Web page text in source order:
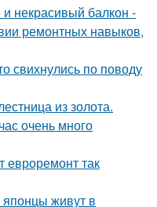
некрасивый балкон -
ремонтных навыков,
свихнулись по поводу
из золота.
очень много
евроремонт так
японцы живут в